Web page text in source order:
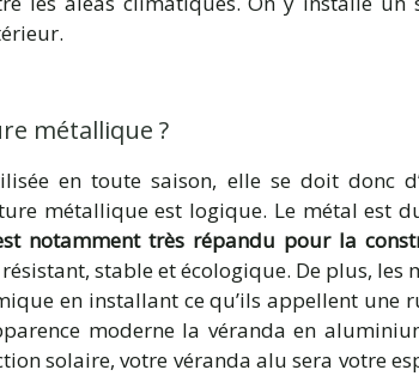
métallique ?
en toute saison, elle se doit donc
métallique est logique. Le métal est
notamment très répandu pour la
stable et écologique. De plus,
en installant ce qu’ils appellent une
moderne la véranda en
solaire, votre véranda alu sera votre